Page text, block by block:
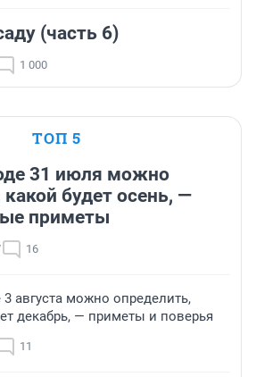
(часть 6)
1 000
ТОП 5
31 июля можно
какой будет осень, —
приметы
16
3 августа можно определить,
декабрь, — приметы и поверья
11